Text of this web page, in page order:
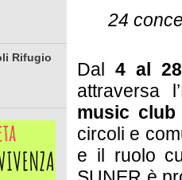
Rifugio
24
Dal 4 al
attraversa
music club
circoli e
e il ruolo